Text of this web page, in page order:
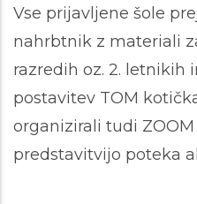
Vse prijavljene šole
nahrbtnik z materiali
razredih oz. 2. letnikih
postavitev TOM
organizirali tudi
predstavitvijo poteka